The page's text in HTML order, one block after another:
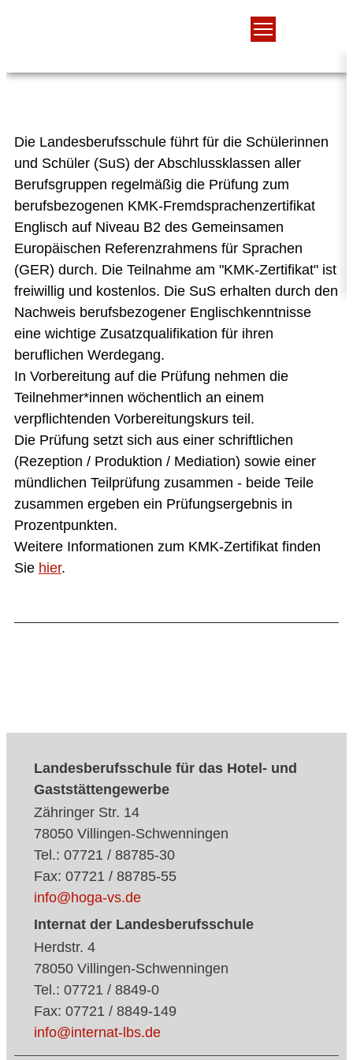
Die Landesberufsschule führt für die Schülerinnen
und Schüler (SuS) der Abschlussklassen aller
Berufsgruppen regelmäßig die Prüfung zum
berufsbezogenen KMK-Fremdsprachenzertifikat
Englisch auf Niveau B2 des Gemeinsamen
Europäischen Referenzrahmens für Sprachen
(GER) durch. Die Teilnahme am "KMK-Zertifikat" ist
freiwillig und kostenlos. Die SuS erhalten durch den
Nachweis berufsbezogener Englischkenntnisse
eine wichtige Zusatzqualifikation für ihren
beruflichen Werdegang.
In Vorbereitung auf die Prüfung nehmen die
Teilnehmer*innen wöchentlich an einem
verpflichtenden Vorbereitungskurs teil.
Die Prüfung setzt sich aus einer schriftlichen
(Rezeption / Produktion / Mediation) sowie einer
mündlichen Teilprüfung zusammen - beide Teile
zusammen ergeben ein Prüfungsergebnis in
Prozentpunkten.
Weitere Informationen zum KMK-Zertifikat finden
Sie hier.
Landesberufsschule für das Hotel- und
Gaststättengewerbe
Zähringer Str. 14
78050 Villingen-Schwenningen
Tel.: 07721 / 88785-30
Fax: 07721 / 88785-55
info@hoga-vs.de
Internat der Landesberufsschule
Herdstr. 4
78050 Villingen-Schwenningen
Tel.: 07721 / 8849-0
Fax: 07721 / 8849-149
info@internat-lbs.de